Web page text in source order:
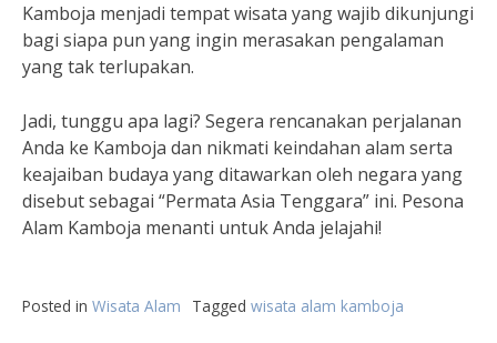
Kamboja menjadi tempat wisata yang wajib dikunjungi
bagi siapa pun yang ingin merasakan pengalaman
yang tak terlupakan.
Jadi, tunggu apa lagi? Segera rencanakan perjalanan
Anda ke Kamboja dan nikmati keindahan alam serta
keajaiban budaya yang ditawarkan oleh negara yang
disebut sebagai “Permata Asia Tenggara” ini. Pesona
Alam Kamboja menanti untuk Anda jelajahi!
Posted in Wisata Alam Tagged wisata alam kamboja